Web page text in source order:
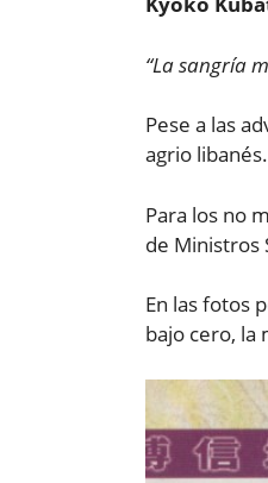
“La sangría
Pese a las
agrio libanés.
Para los no
de Ministros
En las fotos
bajo cero, la